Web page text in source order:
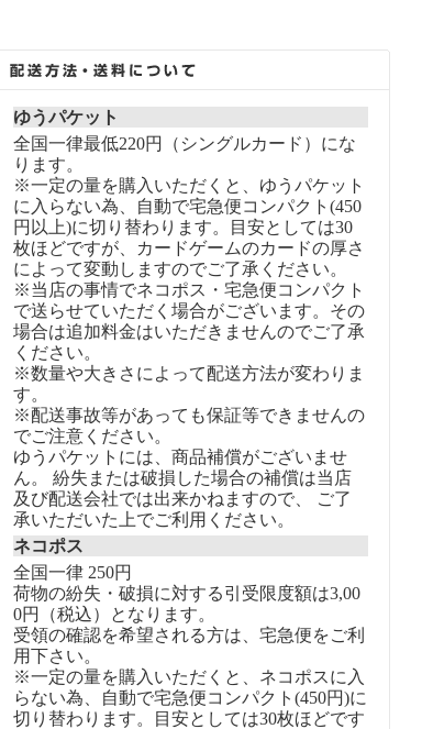
ゆうパケット
全国一律最低220円（シングルカード）にな
ります。
※一定の量を購入いただくと、ゆうパケット
に入らない為、自動で宅急便コンパクト(450
円以上)に切り替わります。目安としては30
枚ほどですが、カードゲームのカードの厚さ
によって変動しますのでご了承ください。
※当店の事情でネコポス・宅急便コンパクト
で送らせていただく場合がございます。その
場合は追加料金はいただきませんのでご了承
ください。
※数量や大きさによって配送方法が変わりま
す。
※配送事故等があっても保証等できませんの
でご注意ください。
ゆうパケットには、商品補償がございませ
ん。 紛失または破損した場合の補償は当店
及び配送会社では出来かねますので、 ご了
承いただいた上でご利用ください。
ネコポス
全国一律 250円
荷物の紛失・破損に対する引受限度額は3,00
0円（税込）となります。
受領の確認を希望される方は、宅急便をご利
用下さい。
※一定の量を購入いただくと、ネコポスに入
らない為、自動で宅急便コンパクト(450円)に
切り替わります。目安としては30枚ほどです